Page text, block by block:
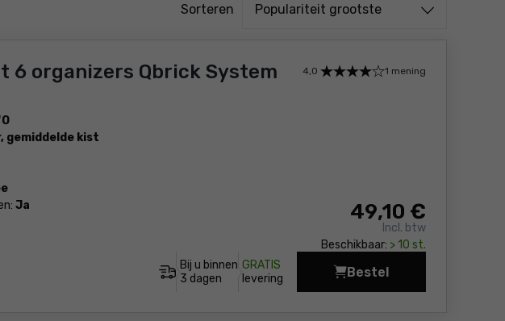
Sorteren Sorteren uit
Populariteit grootste
6 organizers Qbrick System
gemiddelde kist
Ja
4,0 1 mening
49,10 €
Incl. btw
Beschikbaar: > 10 st.
Bij u binnen
3 dagen
GRATIS
levering
Bestel
Opbergbox met 6